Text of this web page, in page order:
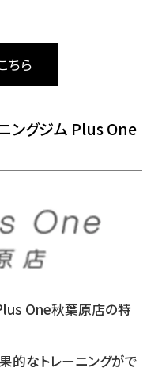
ちら
ニングジム Plus One
One秋葉原店の特
的なトレーニングがで